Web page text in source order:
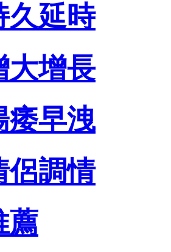
久延時
大增長
痿早洩
侶調情
薦